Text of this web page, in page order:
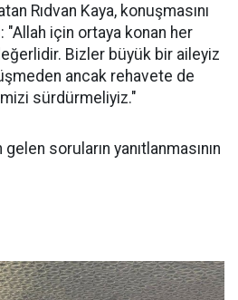
Rıdvan Kaya, konuşmasını
"Allah için ortaya konan her
Bizler büyük bir aileyiz
ancak rehavete de
sürdürmeliyiz."
soruların yanıtlanmasının